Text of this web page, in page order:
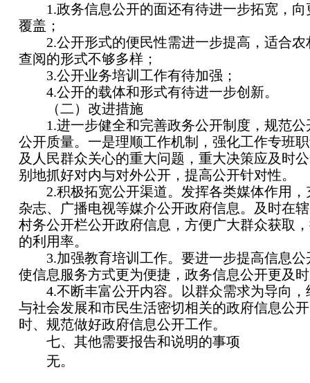
1.政务信息公开的面还有待进一步拓宽 ，
覆盖 ；
2.公开形式的便民性需进一步提高，适合
查阅的形式不够多样；
3.公开业务培训工作有待加强；
4.公开的载体和形式有待进一步创新。
（二）改进措施
1.进一步健全和完善政务公开制度，规范
公开质量。一是理顺工作机制，强化工作专班
及人民群众关心的重大问题，重大决策应及时
别地抓好对内与对外公开，提高公开针对性。
2.积极拓宽公开渠道。发挥各类媒体作用
杂志、广播电视等媒介公开政府信息。及时在
村务公开栏公开政府信息，方便广大群众获取
的利用率。
3.加强教育培训工作。要进一步提高信息
使信息服务方式更为便捷，政务信息公开更及
4.不断丰富公开内容。以群众需求为导向
与社会发展和市民生活密切相关的政府信息公
时、规范做好政府信息公开工作。
七、其他需要报告和说明的事项
无。